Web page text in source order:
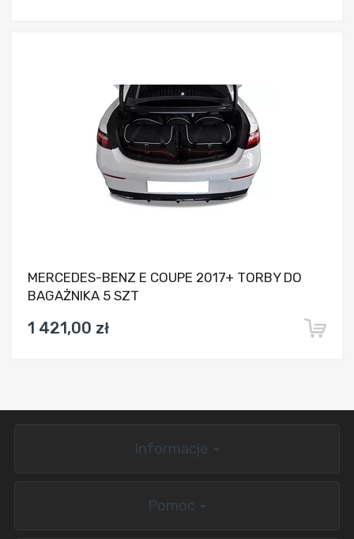
MERCEDES-BENZ E COUPE 2017+ TORBY DO
BAGAŻNIKA 5 SZT
1 421,00 zł
Informacje
Pomoc